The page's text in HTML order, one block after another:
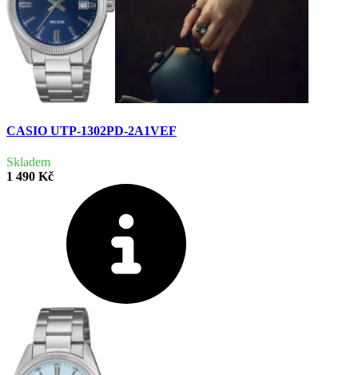
CASIO UTP-1302PD-2A1VEF
Skladem
1 490 Kč